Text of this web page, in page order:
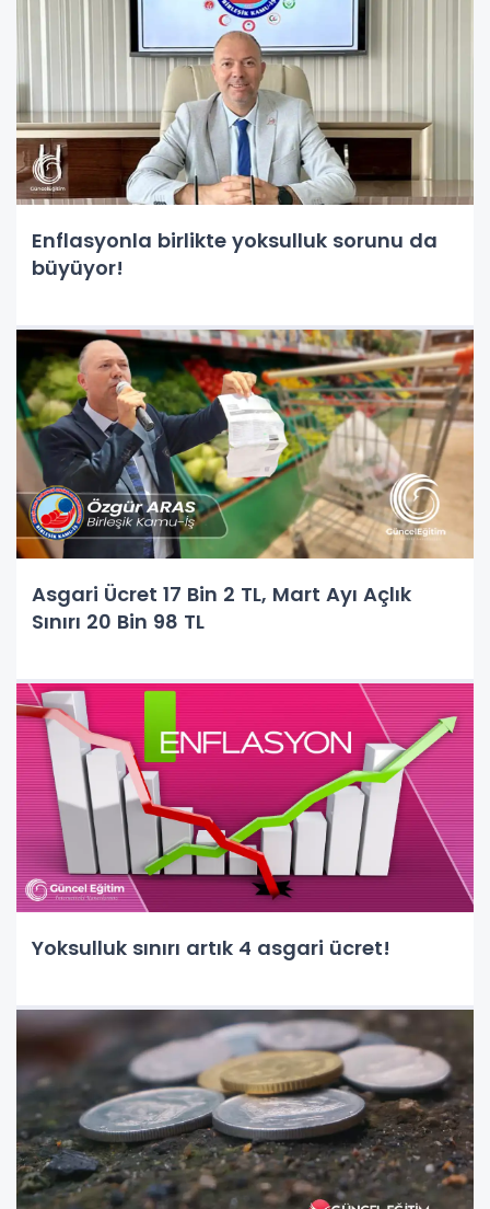
Enflasyonla birlikte yoksulluk sorunu da
büyüyor!
Asgari Ücret 17 Bin 2 TL, Mart Ayı Açlık
Sınırı 20 Bin 98 TL
Yoksulluk sınırı artık 4 asgari ücret!